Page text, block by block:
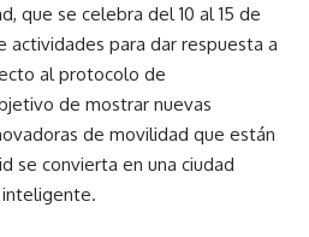
que se celebra del 10 al 15 de
para dar respuesta a
al protocolo de
de mostrar nuevas
de movilidad que están
se convierta en una ciudad